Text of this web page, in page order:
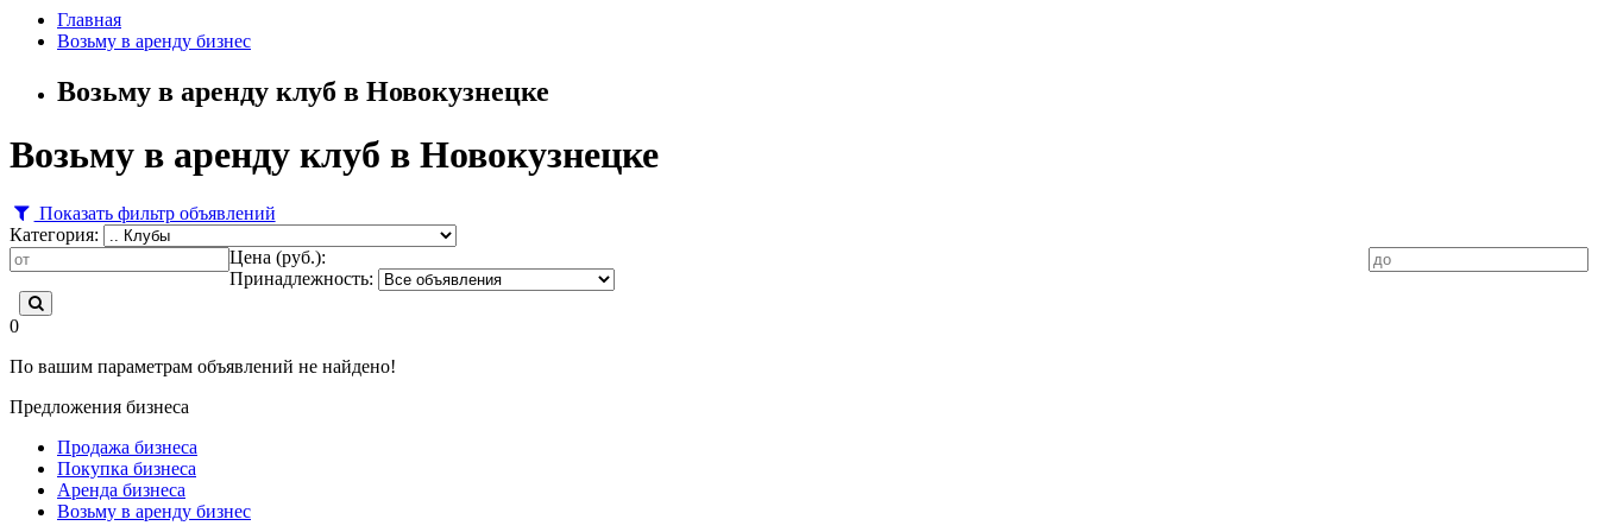
Главная
Возьму в аренду бизнес
Возьму в аренду клуб в Новокузнецке
Возьму в аренду клуб в Новокузнецке
Показать фильтр объявлений
Категория:
Цена (руб.):
Принадлежность:
0
По вашим параметрам объявлений не найдено!
Предложения бизнеса
Продажа бизнеса
Покупка бизнеса
Аренда бизнеса
Возьму в аренду бизнес